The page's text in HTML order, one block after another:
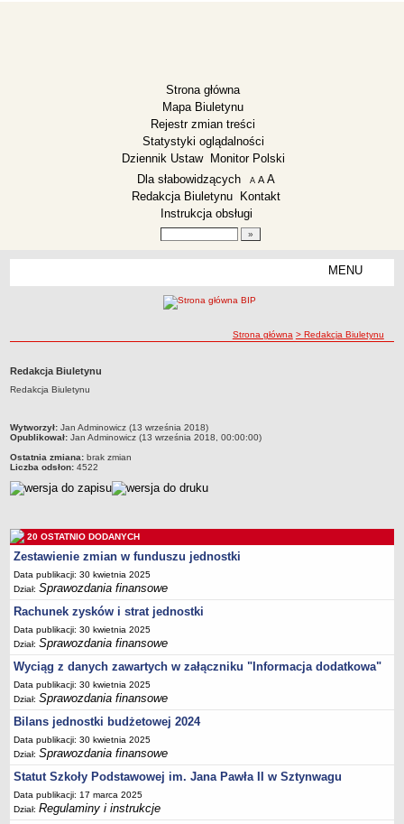
Strona główna
Mapa Biuletynu
Rejestr zmian treści
Statystyki oglądalności
Dziennik Ustaw
Monitor Polski
Menu dodatkowe
Dla słabowidzących A pomniejsz czcionkę
A standardowy rozmiar czcionki
A
Redakcja Biuletynu
Kontakt
Instrukcja obsługi
MENU
SZKOŁA PODSTAWOWA DUSOCIN
Załatwianie spraw
Regulaminy i instrukcje
Rejestry, ewidencje i archiwa
Ochrona Danych Osobowych
ZAMÓWIENIA PUBLICZNE
ścieżka nawigacji
Strona główna > Redakcja Biuletynu
Redakcja Biuletynu
Redakcja Biuletynu
metryczka
Wytworzył: Jan Adminowicz (13 września 2018)
Opublikował: Jan Adminowicz (13 września 2018, 00:00:00)
Ostatnia zmiana: brak zmian
Liczba odsłon: 4522
20 OSTATNIO DODANYCH
Zestawienie zmian w funduszu jednostki
Data publikacji: 30 kwietnia 2025
Dział:Sprawozdania finansowe
Rachunek zysków i strat jednostki
Data publikacji: 30 kwietnia 2025
Dział:Sprawozdania finansowe
Wyciąg z danych zawartych w załączniku "Informacja dodatkowa"
Data publikacji: 30 kwietnia 2025
Dział:Sprawozdania finansowe
Bilans jednostki budżetowej 2024
Data publikacji: 30 kwietnia 2025
Dział:Sprawozdania finansowe
Statut Szkoły Podstawowej im. Jana Pawła II w Sztynwagu
Data publikacji: 17 marca 2025
Dział:Regulaminy i instrukcje